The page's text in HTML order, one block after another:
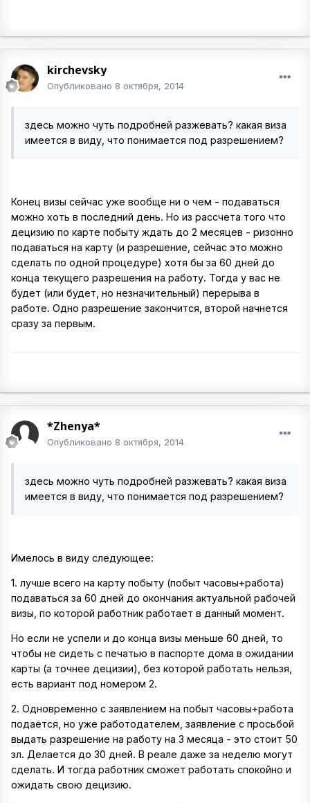
kirchevsky
Опубликовано 8 октября, 2014
здесь можно чуть подробней разжевать? какая виза
имеется в виду, что понимается под разрешением?
Конец визы сейчас уже вообще ни о чем - подаваться
можно хоть в последний день. Но из рассчета того что
децизию по карте побыту ждать до 2 месяцев - ризонно
подаваться на карту (и разрешение, сейчас это можно
сделать по одной процедуре) хотя бы за 60 дней до
конца текущего разрешения на работу. Тогда у вас не
будет (или будет, но незначительный) перерыва в
работе. Одно разрешение закончится, второй начнется
сразу за первым.
*Zhenya*
Опубликовано 8 октября, 2014
здесь можно чуть подробней разжевать? какая виза
имеется в виду, что понимается под разрешением?
Имелось в виду следующее:
1. лучше всего на карту побыту (побыт часовы+работа)
подаваться за 60 дней до окончания актуальной рабочей
визы, по которой работник работает в данный момент.
Но если не успели и до конца визы меньше 60 дней, то
чтобы не сидеть с печатью в паспорте дома в ожидании
карты (а точнее децизии), без которой работать нельзя,
есть вариант под номером 2.
2. Одновременно с заявлением на побыт часовы+работа
подается, но уже работодателем, заявление с просьбой
выдать разрешение на работу на 3 месяца - это стоит 50
зл. Делается до 30 дней. В реале даже за неделю могут
сделать. И тогда работник сможет работать спокойно и
ожидать свою децизию.